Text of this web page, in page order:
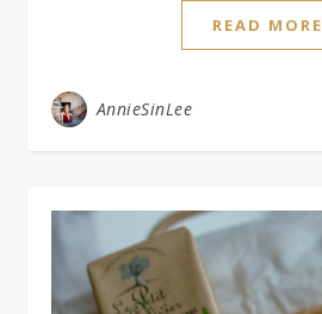
READ MORE
AnnieSinLee